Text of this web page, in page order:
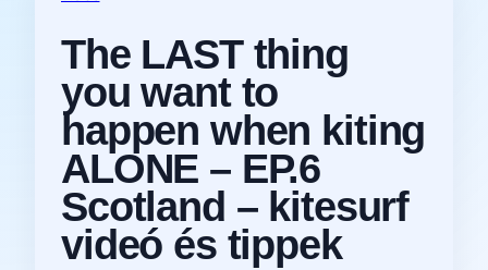
The LAST thing
you want to
happen when kiting
ALONE – EP.6
Scotland – kitesurf
videó és tippek